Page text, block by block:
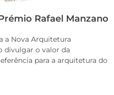
Rafael Manzano
a Nova Arquitetura
divulgar o valor da
para a arquitetura do